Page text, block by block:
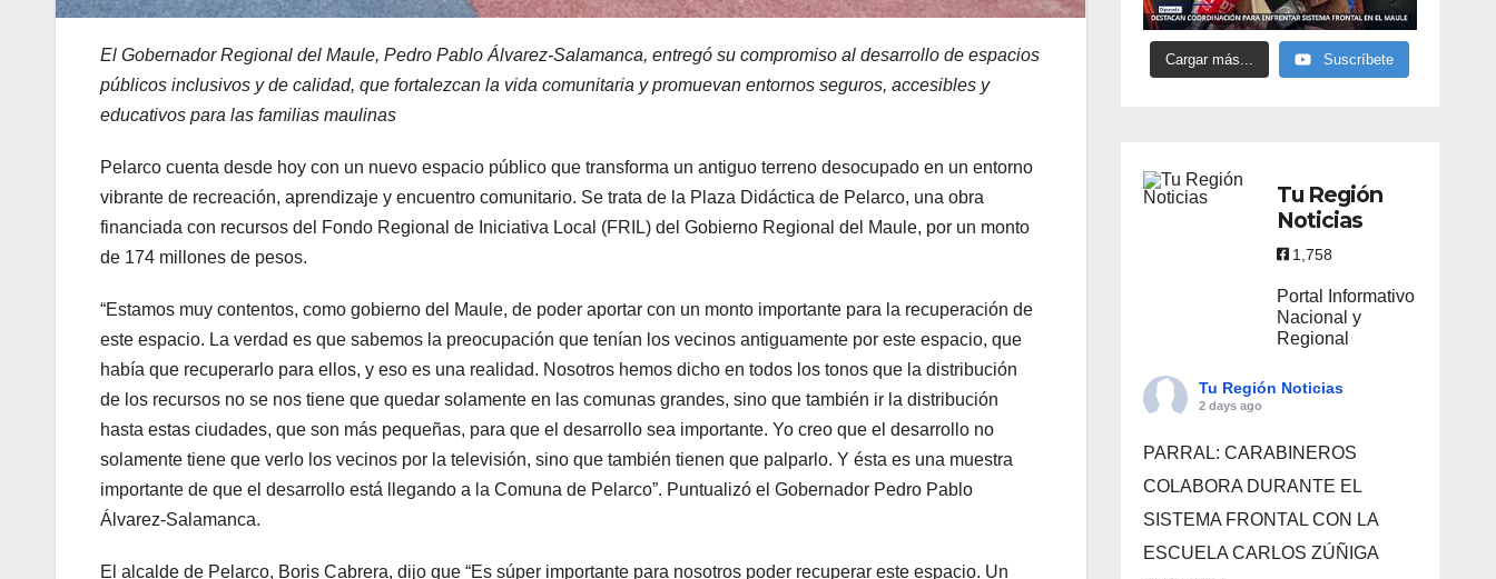
El Gobernador Regional del Maule, Pedro Pablo Álvarez-Salamanca, entregó su compromiso al desarrollo de espacios
públicos inclusivos y de calidad, que fortalezcan la vida comunitaria y promuevan entornos seguros, accesibles y
educativos para las familias maulinas
Pelarco cuenta desde hoy con un nuevo espacio público que transforma un antiguo terreno desocupado en un entorno
vibrante de recreación, aprendizaje y encuentro comunitario. Se trata de la Plaza Didáctica de Pelarco, una obra
financiada con recursos del Fondo Regional de Iniciativa Local (FRIL) del Gobierno Regional del Maule, por un monto
de 174 millones de pesos.
“Estamos muy contentos, como gobierno del Maule, de poder aportar con un monto importante para la recuperación de
este espacio. La verdad es que sabemos la preocupación que tenían los vecinos antiguamente por este espacio, que
había que recuperarlo para ellos, y eso es una realidad. Nosotros hemos dicho en todos los tonos que la distribución
de los recursos no se nos tiene que quedar solamente en las comunas grandes, sino que también ir la distribución
hasta estas ciudades, que son más pequeñas, para que el desarrollo sea importante. Yo creo que el desarrollo no
solamente tiene que verlo los vecinos por la televisión, sino que también tienen que palparlo. Y ésta es una muestra
importante de que el desarrollo está llegando a la Comuna de Pelarco”. Puntualizó el Gobernador Pedro Pablo
Álvarez-Salamanca.
El alcalde de Pelarco, Boris Cabrera, dijo que “Es súper importante para nosotros poder recuperar este espacio. Un
Cargar más... Suscríbete
Tu Región
Noticias
1,758
Portal Informativo
Nacional y
Regional
Tu Región Noticias
2 days ago
PARRAL: CARABINEROS
COLABORA DURANTE EL
SISTEMA FRONTAL CON LA
ESCUELA CARLOS ZÚÑIGA